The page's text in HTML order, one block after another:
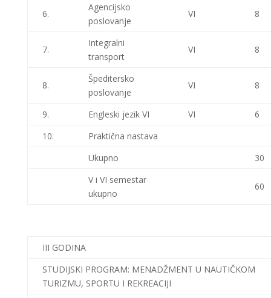
6.
Agencijsko
poslovanje
VI 8
7.
Integralni
transport
VI 8
8.
Špeditersko
poslovanje
VI 8
9. Engleski jezik VI VI
6
10.
Praktična nastava
Ukupno
30
V i VI semestar
ukupno
60
III GODINA
STUDIJSKI PROGRAM: MENADŽMENT U NAUTIČKOM
TURIZMU, SPORTU I REKREACIJI